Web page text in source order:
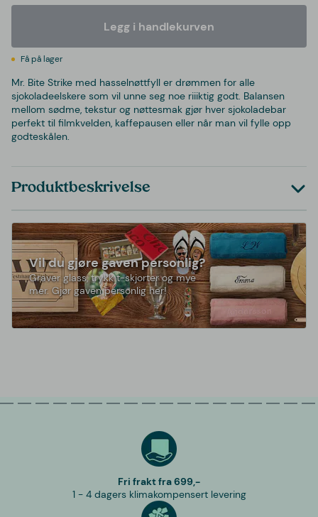
Legg i handlekurven
Få på lager
Mr. Bite Strike med hasselnøttfyll er drømmen for alle
sjokoladeelskere som vil unne seg noe riiiktig godt. Balansen
mellom sødme, tekstur og nøttesmak gjør hver sjokoladebar
perfekt til filmkvelden, kaffepausen eller når man vil fylle opp
godteskålen.
Produktbeskrivelse
Vil du gjøre gaven personlig?
Graver glass, trykk t-skjorter og mye
mer. Gjør gaven personlig her!
Fri frakt fra 699,-
1 - 4 dagers klimakompensert levering